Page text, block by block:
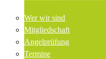
Wer wir sind
Mitgliedschaft
Angelprüfung
Termine